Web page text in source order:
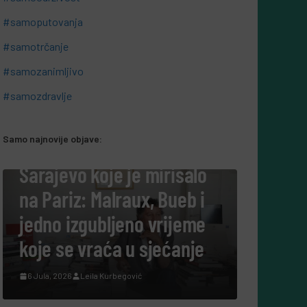
#samoputovanja
#samotrčanje
#samozanimljivo
#samozdravlje
Samo najnovije objave:
mirisalo
Bueb i
vrijeme
sjećanje
Tako su govorili: Šta
danas govore ljudi koji
cijeli život posvetili
nauci?
7 Augusta, 2026